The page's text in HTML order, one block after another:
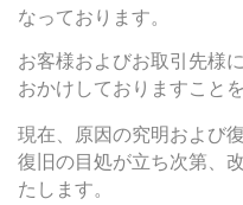
なっております。
お客様およびお取引先様
おかけしておりますこと
現在、原因の究明および
復旧の目処が立ち次第、
たします。